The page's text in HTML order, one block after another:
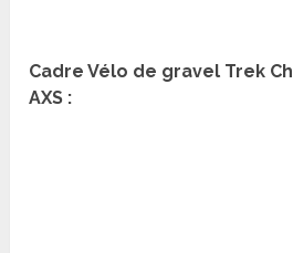
Cadre Vélo de gravel Trek
AXS :